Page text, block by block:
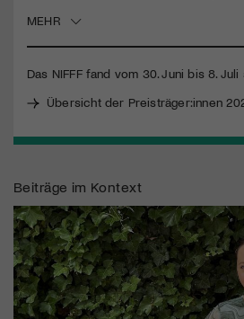
MEHR
Das NIFFFfand vom 30. Juni bis 8. Juli
Übersicht der Preisträger:innen
Beiträge im Kontext